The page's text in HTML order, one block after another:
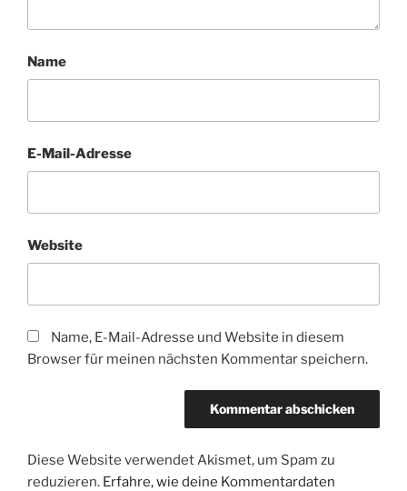
Name
E-Mail-Adresse
Website
Name, E-Mail-Adresse und Website in diesem
Browser für meinen nächsten Kommentar speichern.
Diese Website verwendet Akismet, um Spam zu
reduzieren. Erfahre, wie deine Kommentardaten